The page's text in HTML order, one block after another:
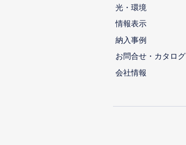
光・環境
情報表示
納入事例
お問合せ・カタログ
会社情報